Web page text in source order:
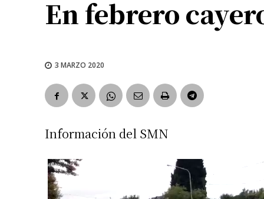
En febrero
3 MARZO 2020
Información del SMN